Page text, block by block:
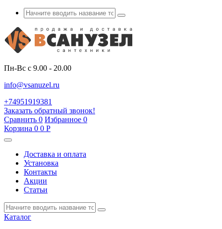
Пн-Вс с 9.00 - 20.00
info@vsanuzel.ru
+74951919381
Заказать обратный звонок!
Сравнить 0 Избранное 0
Корзина 0 0 Р
Доставка и оплата
Установка
Контакты
Акции
Статьи
Каталог